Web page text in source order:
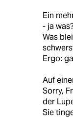
Ein
- ja
Was
Ergo:
Auf
Sorry,
der
Sie